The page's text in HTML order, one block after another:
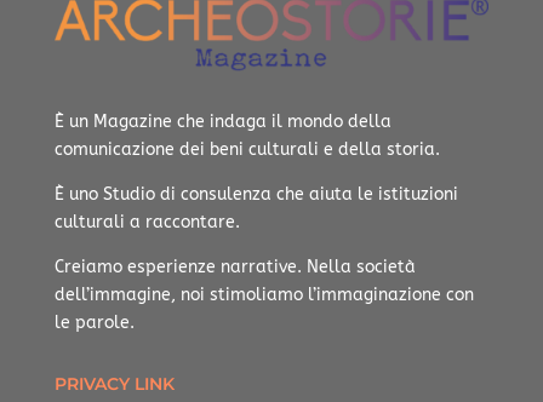
È un Magazine che indaga il mondo della
comunicazione dei beni culturali e della storia.
È uno Studio di consulenza che aiuta le istituzioni
culturali a raccontare.
Creiamo esperienze narrative. Nella società
dell’immagine, noi stimoliamo l’immaginazione con
le parole.
PRIVACY LINK